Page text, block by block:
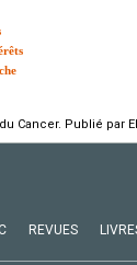
Cancer. Publié par
REVUES